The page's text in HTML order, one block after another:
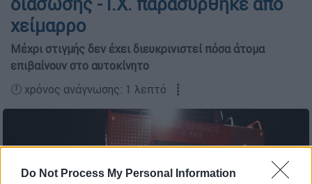
Do Not Process My Personal Information
χείμαρρο
Μέχρι στιγμής δεν έχει διευκρινιστεί πόσα άτομα
επιβαίνουν στο αυτοκίνητο
🕛 χρόνος ανάγνωσης: 1 λεπτό ┋